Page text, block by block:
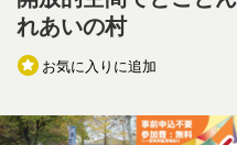
れあいの村
お気に入りに追加